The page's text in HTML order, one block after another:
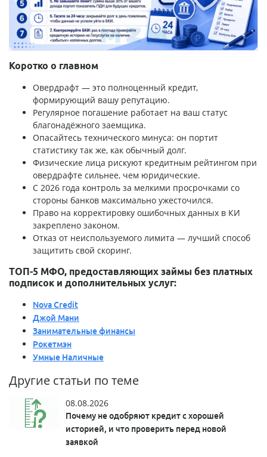
Коротко о главном
Овердрафт — это полноценный кредит,
формирующий вашу репутацию.
Регулярное погашение работает на ваш статус
благонадёжного заемщика.
Опасайтесь технического минуса: он портит
статистику так же, как обычный долг.
Физические лица рискуют кредитным рейтингом при
овердрафте сильнее, чем юридические.
С 2026 года контроль за мелкими просрочками со
стороны банков максимально ужесточился.
Право на корректировку ошибочных данных в КИ
закреплено законом.
Отказ от неиспользуемого лимита — лучший способ
защитить свой скоринг.
ТОП-5 МФО, предоставляющих займы без платных
подписок и дополнительных услуг:
Nova Credit
Джой Мани
Занимательные финансы
Рокетмэн
Умные Наличные
Другие статьи по теме
08.08.2026
Почему не одобряют кредит с хорошей
историей, и что проверить перед новой
заявкой